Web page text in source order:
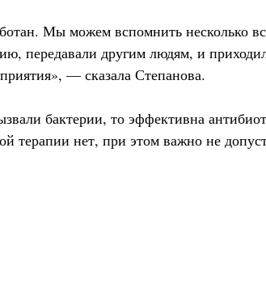
Мы можем вспомнить несколько
передавали другим людям, и
— сказала Степанова.
бактерии, то эффективна
терапии нет, при этом важно не